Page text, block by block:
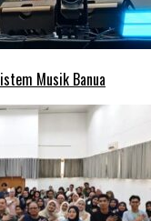
Musik Banua